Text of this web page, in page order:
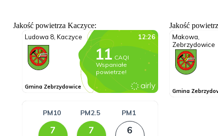
Jakość powietrza Kaczyce: Jakość